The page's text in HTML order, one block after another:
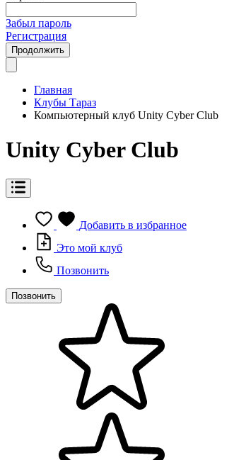
Забыл пароль
Регистрация
Продолжить
Главная
Клубы Тараз
Компьютерный клуб Unity Cyber Club
Unity Cyber Club
Добавить в избранное
Это мой клуб
Позвонить
Позвонить